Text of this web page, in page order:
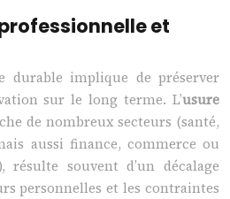
et
durable implique de préserver
sur le long terme. L’usure
de nombreux secteurs (santé,
aussi finance, commerce ou
résulte souvent d’un décalage
personnelles et les contraintes